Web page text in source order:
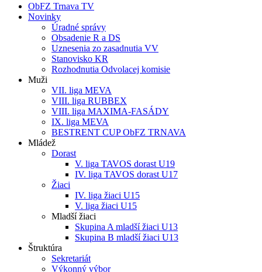
ObFZ Trnava TV
Novinky
Úradné správy
Obsadenie R a DS
Uznesenia zo zasadnutia VV
Stanovisko KR
Rozhodnutia Odvolacej komisie
Muži
VII. liga MEVA
VIII. liga RUBBEX
VIII. liga MAXIMA-FASÁDY
IX. liga MEVA
BESTRENT CUP ObFZ TRNAVA
Mládež
Dorast
V. liga TAVOS dorast U19
IV. liga TAVOS dorast U17
Žiaci
IV. liga žiaci U15
V. liga žiaci U15
Mladší žiaci
Skupina A mladší žiaci U13
Skupina B mladší žiaci U13
Štruktúra
Sekretariát
Výkonný výbor